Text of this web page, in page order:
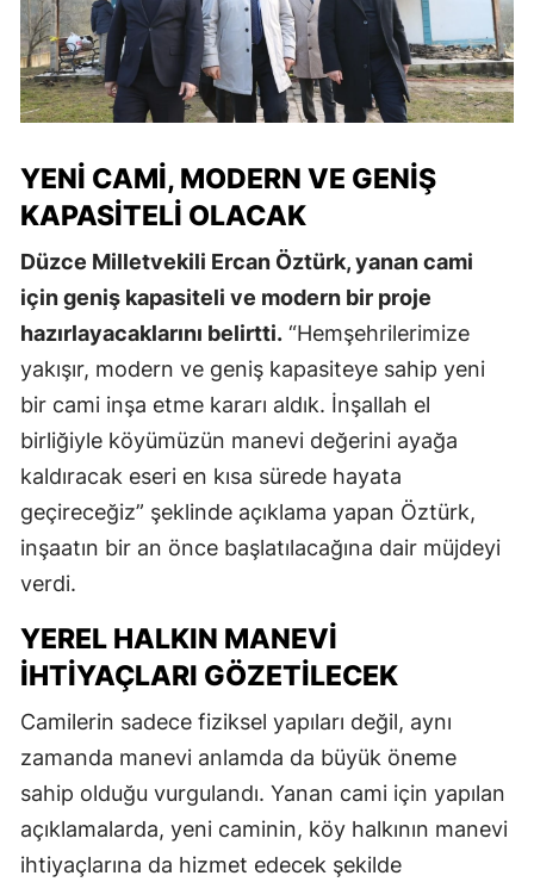
YENI CAMI, MODERN VE GENIŞ
KAPASITELI OLACAK
Düzce Milletvekili Ercan Öztürk, yanan cami
için geniş kapasiteli ve modern bir proje
hazırlayacaklarını belirtti. “Hemşehrilerimize
yakışır, modern ve geniş kapasiteye sahip yeni
bir cami inşa etme kararı aldık. İnşallah el
birliğiyle köyümüzün manevi değerini ayağa
kaldıracak eseri en kısa sürede hayata
geçireceğiz” şeklinde açıklama yapan Öztürk,
inşaatın bir an önce başlatılacağına dair müjdeyi
verdi.
YEREL HALKIN MANEVI
İHTIYAÇLARI GÖZETILECEK
Camilerin sadece fiziksel yapıları değil, aynı
zamanda manevi anlamda da büyük öneme
sahip olduğu vurgulandı. Yanan cami için yapılan
açıklamalarda, yeni caminin, köy halkının manevi
ihtiyaçlarına da hizmet edecek şekilde